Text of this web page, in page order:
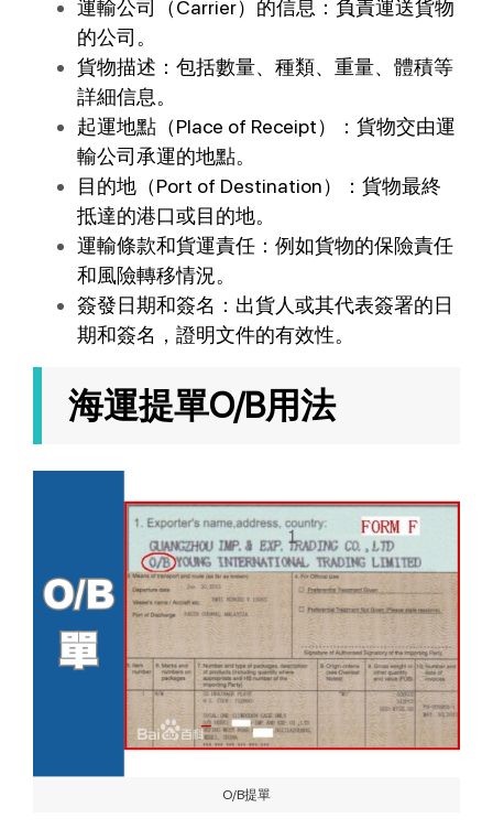
運輸公司（Carrier）的信息：負責運送貨物
的公司。
貨物描述：包括數量、種類、重量、體積等
詳細信息。
起運地點（Place of Receipt）：貨物交由運
輸公司承運的地點。
目的地（Port of Destination）：貨物最終
抵達的港口或目的地。
運輸條款和貨運責任：例如貨物的保險責任
和風險轉移情況。
簽發日期和簽名：出貨人或其代表簽署的日
期和簽名，證明文件的有效性。
海運提單O/B用法
O/B提單